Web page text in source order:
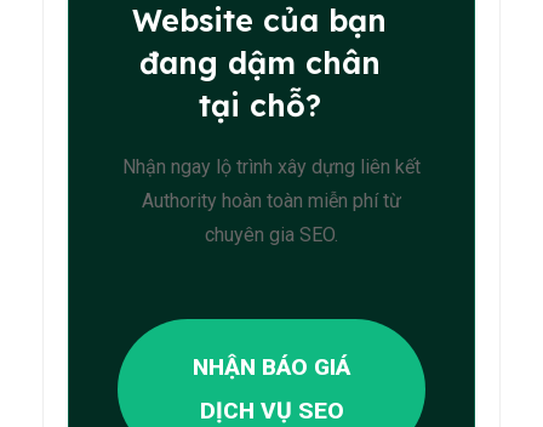
Website của bạn
đang dậm chân
tại chỗ?
Nhận ngay lộ trình xây dựng liên kết
Authority hoàn toàn miễn phí từ
chuyên gia SEO.
NHẬN BÁO GIÁ
DỊCH VỤ SEO